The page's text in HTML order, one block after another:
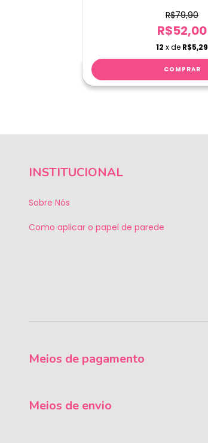
R$79,90
R$52,00
12 x de R$5,29
INSTITUCIONAL
Sobre Nós
Como aplicar o papel de parede
Meios de pagamento
Meios de envio